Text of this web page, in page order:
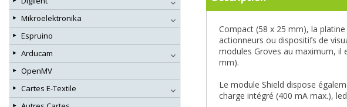
Compact (58 x 25 mm), la
actionneurs ou dispositifs de
modules Groves au maximum, il
mm).
Le module Shield dispose
charge intégré (400 mA max.),
Mikroelektronika
Espruino
Arducam
OpenMV
Cartes E-Textile